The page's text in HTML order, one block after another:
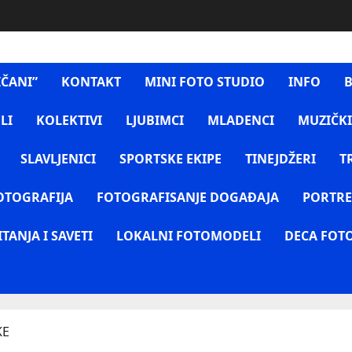
KONTAKT MINI FOTO STUDIO INFO
KOLEKTIVI LJUBIMCI MLADENCI
SLAVLJENICI SPORTSKE EKIPE TINEJDŽERI
FOTOGRAFISANJE DOGAĐAJA
I SAVETI LOKALNI FOTOMODELI DECA